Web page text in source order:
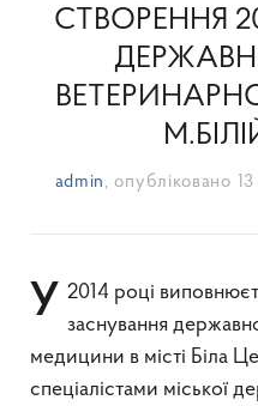
СТВОРЕННЯ
admin , опубліковано
У 2014 році виповнюється 20 років з дня заснування
медицини в місті Біла
спеціалістами міської